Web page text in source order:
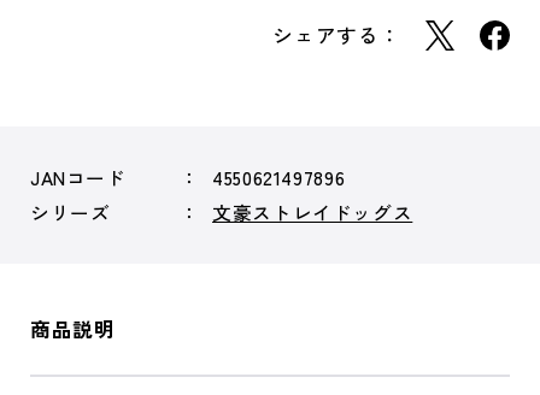
シェアする：
JANコード
4550621497896
シリーズ
文豪ストレイドッグス
商品説明